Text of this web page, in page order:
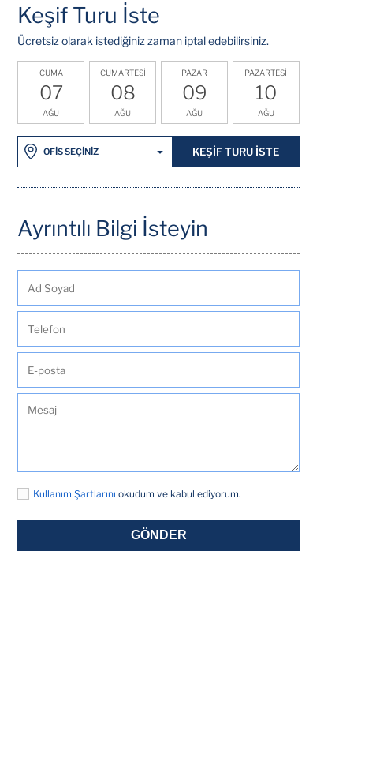
Keşif Turu İste
Ücretsiz olarak istediğiniz zaman iptal edebilirsiniz.
CUMA
07
AĞU
CUMARTESİ
08
AĞU
PAZAR
09
AĞU
PAZARTESİ
10
AĞU
OFİS SEÇİNİZ KEŞİF TURU İSTE
Ayrıntılı Bilgi İsteyin
Kullanım Şartlarınıokudum ve kabul ediyorum.
GÖNDER